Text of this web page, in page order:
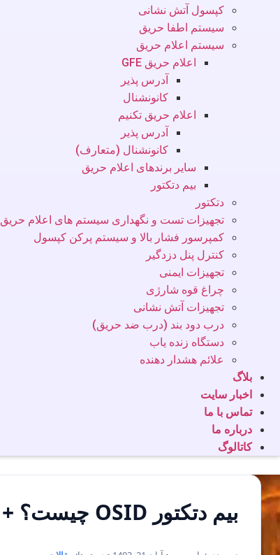
کپسول آتش نشانی
سیستم اطفا حریق
سیستم اعلام حریق
اعلام حریق GFE
آدرس پذیر
کانونشنال
اعلام حریق تکنیم
آدرس پذیر
کانونشنال (متعارف)
سایر برندهای اعلام حریق
بیم دتکتور
دتکتور
تجهیزات تست و نگهداری سیستم های اعلام حریق
کمپرسور فشار بالا و سیستم پرکن کپسول
کنترل پنل دزدگیر
تجهیزات ایمنی
چراغ قوه شارژی
تجهیزات آتش نشانی
درب دود بند (درب ضد حریق)
دستگاه زنده یاب
علائم هشدار دهنده
بلاگ
اخبار سایت
تماس با ما
درباره ما
کاتالوگ
بیم دتکتور OSID چیست؟ + نحوه عملکرد، مزایا و کاربردهای آن